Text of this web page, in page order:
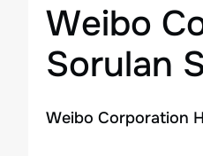
Weibo
Sorulan
Weibo Corporation